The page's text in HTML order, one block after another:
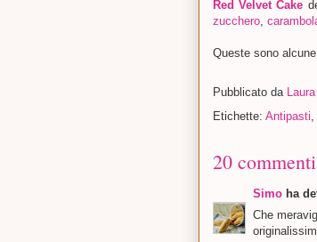
Red Velvet Cake
zucchero
Queste sono
Pubblicato da Laura
Etichette: Antipasti
20
Simo ha
Che